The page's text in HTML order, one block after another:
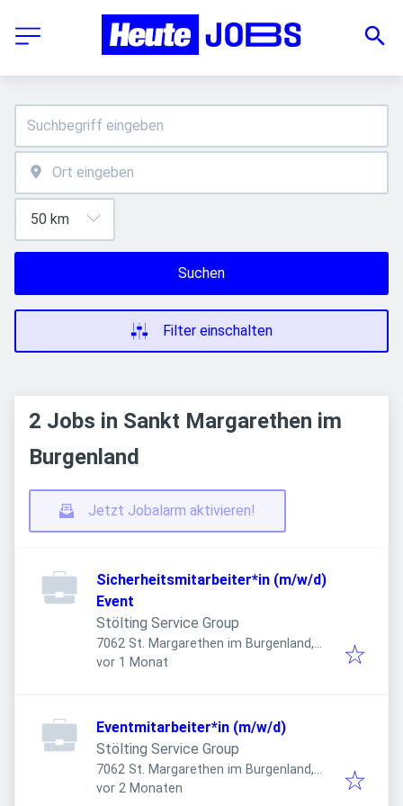
Suchen
Filter einschalten
2 Jobs in Sankt Margarethen im
Burgenland
Jetzt Jobalarm aktivieren!
Sicherheitsmitarbeiter*in (m/w/d)
Event
Stölting Service Group
7062 St. Margarethen im Burgenland,
Österreich
Veröffentlicht
vor 1 Monat
Eventmitarbeiter*in (m/w/d)
Stölting Service Group
7062 St. Margarethen im Burgenland,
Österreich
Veröffentlicht:
vor 2 Monaten